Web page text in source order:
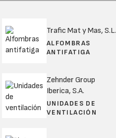
Trafic Mat y Mas, S.L.
ALFOMBRAS
ANTIFATIGA
Zehnder Group
Iberica, S.A.
UNIDADES DE
VENTILACIÓN